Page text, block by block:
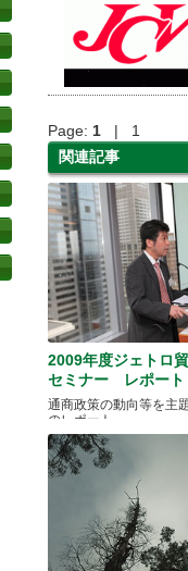
Page: 1 | 1
関連記事
2009年度ジェトロ
セミナー レポート
通商政策の動向等を主
のレポート。